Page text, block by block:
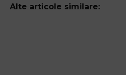
Alte articole similare: